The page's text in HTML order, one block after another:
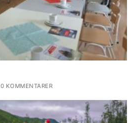
0 KOMMENTARER